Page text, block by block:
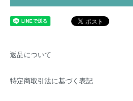
返品について
特定商取引法に基づく表記